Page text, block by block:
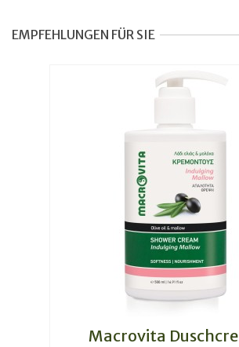
EMPFEHLUNGEN FÜR SIE
Macrovita